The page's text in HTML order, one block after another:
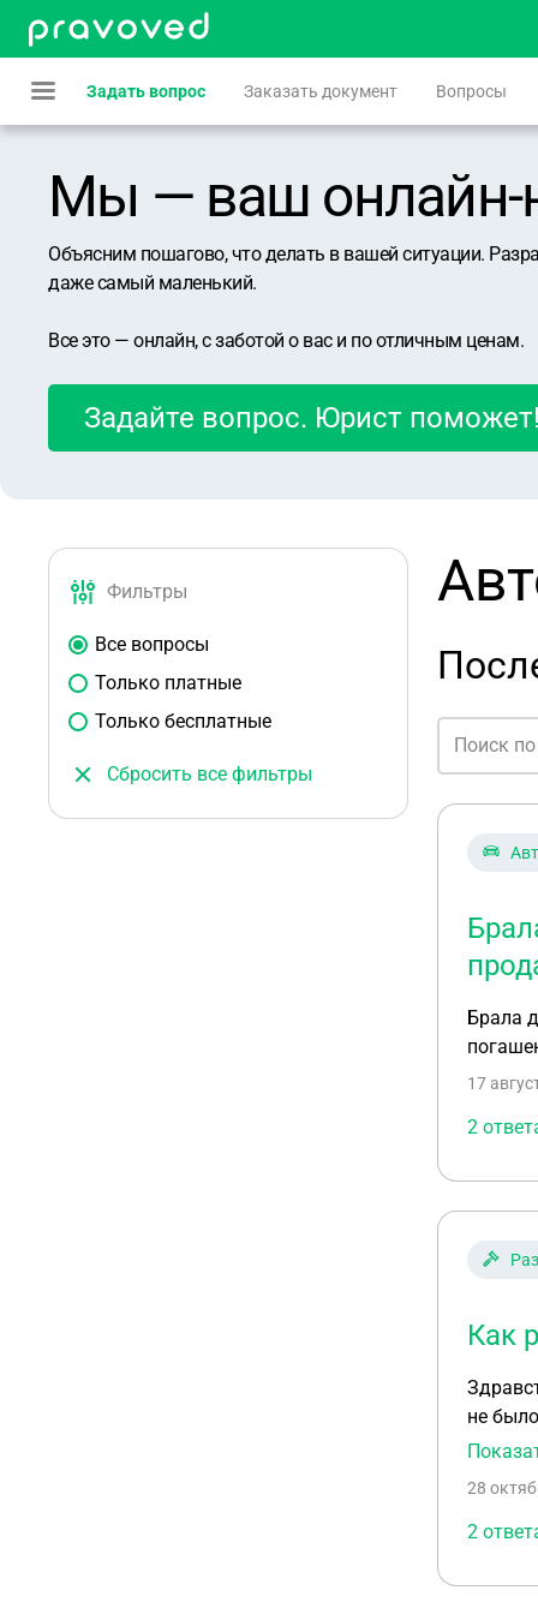
Задать вопрос Заказать документ Вопросы
Мы — ваш онлайн-
Объясним пошагово, что делать в вашей ситуации.
даже самый маленький.
Все это — онлайн, с заботой о вас и по отличным ценам.
Задайте вопрос. Юрист поможет!
Фильтры
Все вопросы
Только платные
Только бесплатные
Сбросить все фильтры
Брала
17
2
Как
не
28
2